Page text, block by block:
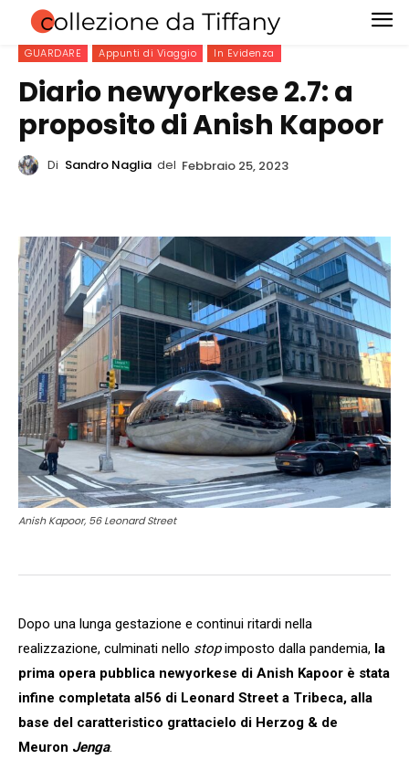
GUARDARE Appunti di Viaggio In Evidenza
Diario newyorkese 2.7: a
proposito di Anish Kapoor
Di Sandro Naglia del Febbraio 25, 2023
Anish Kapoor, 56 Leonard Street
Dopo una lunga gestazione e continui ritardi nella
realizzazione, culminati nello stopimposto dalla pandemia, la
prima opera pubblica newyorkese di Anish Kapoor è stata
infine completata al56 di Leonard Street a Tribeca, alla
base del caratteristico grattacielo di Herzog & de
Meuron Jenga.